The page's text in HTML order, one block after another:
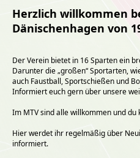
Herzlich willkommen
Dänischenhagen von
Der Verein bietet in 16 Sparten ein
Darunter die „großen“ Sportarten,
auch Faustball, Sportschießen und
Informiert euch gern über unsere
Im MTV sind alle willkommen und du
Hier werdet ihr regelmäßig über
informiert.